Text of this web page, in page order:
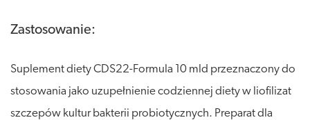
Zastosowanie:
Suplement diety CDS22-Formula 10 mld przeznaczony do
stosowania jako uzupełnienie codziennej diety w liofilizat
szczepów kultur bakterii probiotycznych. Preparat dla